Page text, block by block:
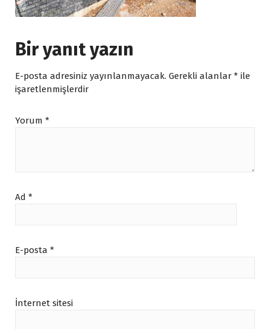
Bir yanıt yazın
E-posta adresiniz yayınlanmayacak. Gerekli alanlar * ile
işaretlenmişlerdir
Yorum *
Ad *
E-posta *
İnternet sitesi